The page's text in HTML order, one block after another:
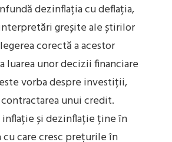
dezinflația cu deflația,
greșite ale știrilor
corectă a acestor
luarea unor decizii financiare
vorba despre investiții,
unui credit.
și dezinflație ține în
care cresc prețurile în